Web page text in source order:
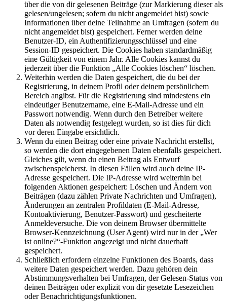
über die von dir gelesenen Beiträge (zur Markierung dieser als
gelesen/ungelesen; sofern du nicht angemeldet bist) sowie
Informationen über deine Teilnahme an Umfragen (sofern du
nicht angemeldet bist) gespeichert. Ferner werden deine
Benutzer-ID, ein Authentifizierungsschlüssel und eine
Session-ID gespeichert. Die Cookies haben standardmäßig
eine Gültigkeit von einem Jahr. Alle Cookies kannst du
jederzeit über die Funktion „Alle Cookies löschen“ löschen.
Weiterhin werden die Daten gespeichert, die du bei der
Registrierung, in deinem Profil oder deinem persönlichem
Bereich angibst. Für die Registrierung sind mindestens ein
eindeutiger Benutzername, eine E-Mail-Adresse und ein
Passwort notwendig. Wenn durch den Betreiber weitere
Daten als notwendig festgelegt wurden, so ist dies für dich
vor deren Eingabe ersichtlich.
Wenn du einen Beitrag oder eine private Nachricht erstellst,
so werden die dort eingegebenen Daten ebenfalls gespeichert.
Gleiches gilt, wenn du einen Beitrag als Entwurf
zwischenspeicherst. In diesen Fällen wird auch deine IP-
Adresse gespeichert. Die IP-Adresse wird weiterhin bei
folgenden Aktionen gespeichert: Löschen und Ändern von
Beiträgen (dazu zählen Private Nachrichten und Umfragen),
Änderungen an zentralen Profildaten (E-Mail-Adresse,
Kontoaktivierung, Benutzer-Passwort) und gescheiterte
Anmeldeversuche. Die von deinem Browser übermittelte
Browser-Kennzeichnung (User Agent) wird nur in der „Wer
ist online?“-Funktion angezeigt und nicht dauerhaft
gespeichert.
Schließlich erfordern einzelne Funktionen des Boards, dass
weitere Daten gespeichert werden. Dazu gehören dein
Abstimmungsverhalten bei Umfragen, der Gelesen-Status von
deinen Beiträgen oder explizit von dir gesetzte Lesezeichen
oder Benachrichtigungsfunktionen.